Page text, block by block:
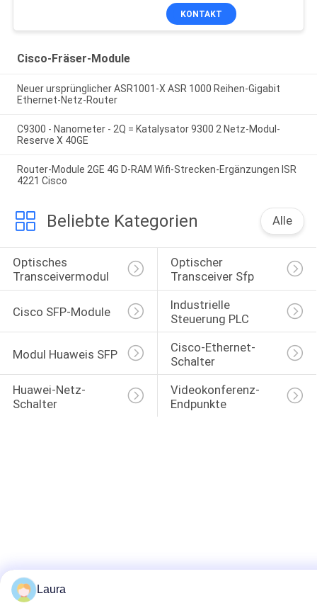
KONTAKT
Cisco-Fräser-Module
Neuer ursprünglicher ASR1001-X ASR 1000 Reihen-Gigabit
Ethernet-Netz-Router
C9300 - Nanometer - 2Q = Katalysator 9300 2 Netz-Modul-
Reserve X 40GE
Router-Module 2GE 4G D-RAM Wifi-Strecken-Ergänzungen ISR
4221 Cisco
Beliebte Kategorien Alle
Optisches
Transceivermodul
Optischer
Transceiver Sfp
Cisco SFP-Module
Industrielle
Steuerung PLC
Modul Huaweis SFP
Cisco-Ethernet-
Schalter
Huawei-Netz-
Schalter
Videokonferenz-
Endpunkte
Laura